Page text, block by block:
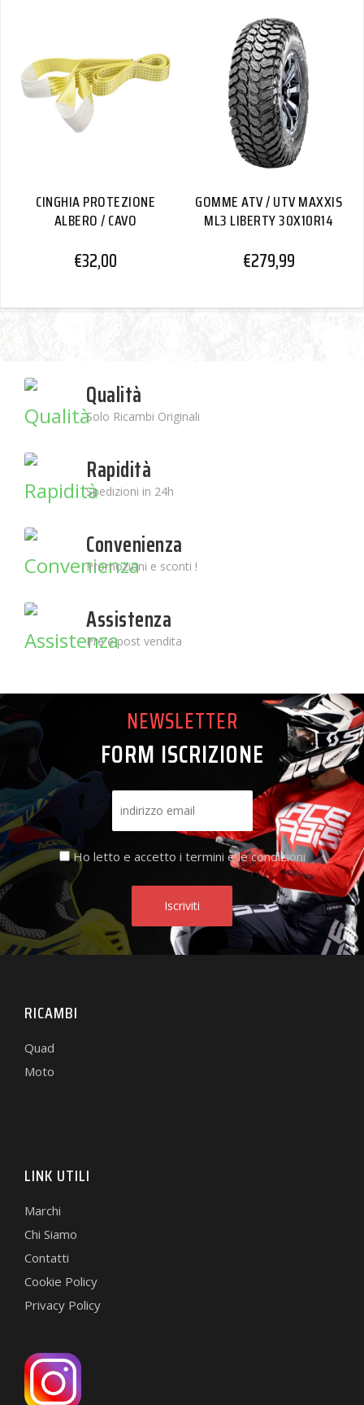
CINGHIA PROTEZIONE
ALBERO / CAVO
€32,00
GOMME ATV / UTV MAXXIS
ML3 LIBERTY 30X10R14
€279,99
Qualità
Solo Ricambi Originali
Rapidità
Spedizioni in 24h
Convenienza
Promozioni e sconti !
Assistenza
Pre e post vendita
NEWSLETTER
FORM ISCRIZIONE
Ho letto e accetto i termini e le condizioni
RICAMBI
Quad
Moto
LINK UTILI
Marchi
Chi Siamo
Contatti
Cookie Policy
Privacy Policy